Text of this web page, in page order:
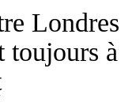
Londres
toujours à